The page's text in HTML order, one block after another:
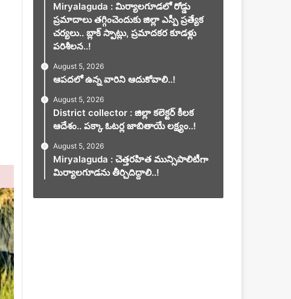
Miryalaguda : మిర్యాలగూడలో రోడ్డు
ప్రమాదాలు తగ్గించెందుకు జిల్లా ఎస్పీ ప్రత్యేక
చర్యలు.. బ్లాక్ స్పాట్లు, ప్రమాదకర కూడళ్లు
పరిశీలన..!
August 5, 2026
ఆపదలో ఉన్న వారిని ఆదుకోవాలి..!
August 5, 2026
District collector : జిల్లా కలెక్టర్ కీలక
ఆదేశం.. పక్కా ఓటర్ల జాబితాయే లక్ష్యం..!
August 5, 2026
Miryalaguda : చెత్తరహిత మున్సిపాలిటీగా
మిర్యాలగూడను తీర్చిదిద్దాలి..!